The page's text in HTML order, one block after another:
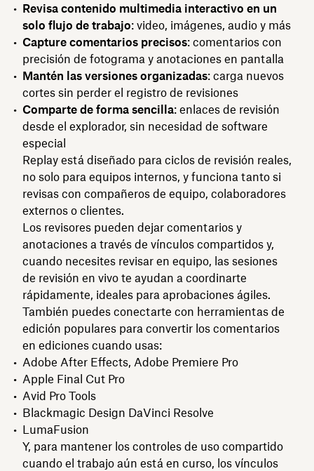
Revisa contenido multimedia interactivo en un
solo flujo de trabajo: video, imágenes, audio y más
Capture comentarios precisos: comentarios con
precisión de fotograma y anotaciones en pantalla
Mantén las versiones organizadas: carga nuevos
cortes sin perder el registro de revisiones
Comparte de forma sencilla: enlaces de revisión
desde el explorador, sin necesidad de software
especial
Replay está diseñado para ciclos de revisión reales,
no solo para equipos internos, y funciona tanto si
revisas con compañeros de equipo, colaboradores
externos o clientes.
Los revisores pueden dejar comentarios y
anotaciones a través de vínculos compartidos y,
cuando necesites revisar en equipo, las sesiones
de revisión en vivo te ayudan a coordinarte
rápidamente, ideales para aprobaciones ágiles.
También puedes conectarte con herramientas de
edición populares para convertir los comentarios
en ediciones cuando usas:
Adobe After Effects, Adobe Premiere Pro
Apple Final Cut Pro
Avid Pro Tools
Blackmagic Design DaVinci Resolve
LumaFusion
Y, para mantener los controles de uso compartido
cuando el trabajo aún está en curso, los vínculos